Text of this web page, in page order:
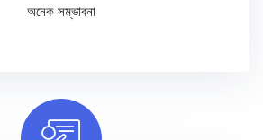
অনেক সম্ভাবনা